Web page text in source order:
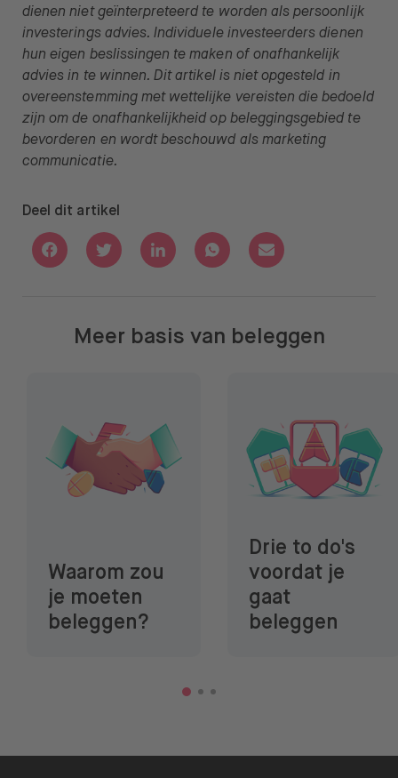
dienen niet geïnterpreteerd te worden als persoonlijk
investerings advies. Individuele investeerders dienen
hun eigen beslissingen te maken of onafhankelijk
advies in te winnen. Dit artikel is niet opgesteld in
overeenstemming met wettelijke vereisten die bedoeld
zijn om de onafhankelijkheid op beleggingsgebied te
bevorderen en wordt beschouwd als marketing
communicatie.
Deel dit artikel
Deel via Facebook
Deel via TwitterDeel via Linkedin
Deel via Whatsapp
Deel via Email
Meer basis van beleggen
Waarom zou
je moeten
beleggen?
Drie to do's
voordat je
gaat
beleggen